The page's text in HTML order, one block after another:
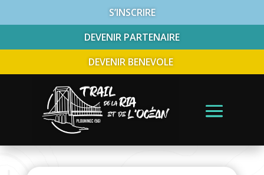
S’INSCRIRE
DEVENIR PARTENAIRE
DEVENIR BENEVOLE